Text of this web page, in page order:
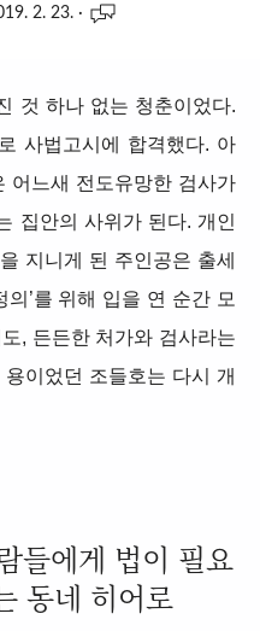
2. 23. ·
것 하나 없는 청춘이었다.
사법고시에 합격했다. 아
어느새 전도유망한 검사가
집안의 사위가 된다. 개인
지니게 된 주인공은 출세
’를 위해 입을 연 순간 모
, 든든한 처가와 검사라는
이었던 조들호는 다시 개
들에게 법이 필요
동네 히어로